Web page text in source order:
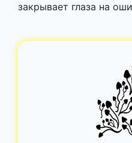
закрывает глаза на